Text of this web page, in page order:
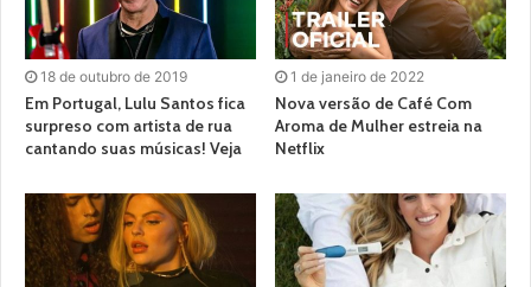
18 de outubro de 2019
Em Portugal, Lulu Santos fica
surpreso com artista de rua
cantando suas músicas! Veja
1 de janeiro de 2022
Nova versão de Café Com
Aroma de Mulher estreia na
Netflix